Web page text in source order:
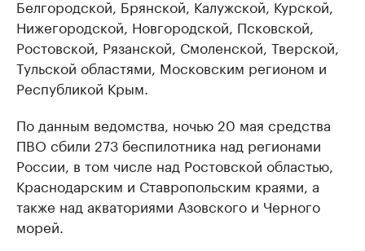
Белгородской, Брянской, Калужской, Курской,
Нижегородской, Новгородской, Псковской,
Ростовской, Рязанской, Смоленской, Тверской,
Тульской областями, Московским регионом и
Республикой Крым.
По данным ведомства, ночью 20 мая средства
ПВО сбили 273 беспилотника над регионами
России, в том числе над Ростовской областью,
Краснодарским и Ставропольским краями, а
также над акваториями Азовского и Черного
морей.